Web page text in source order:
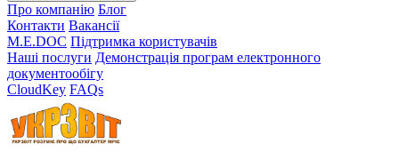
Про компанію Блог
Контакти Вакансії
M.E.DOC Підтримка користувачів
Наші послуги Демонстрація програм електронного
документообігу
CloudKey FAQs